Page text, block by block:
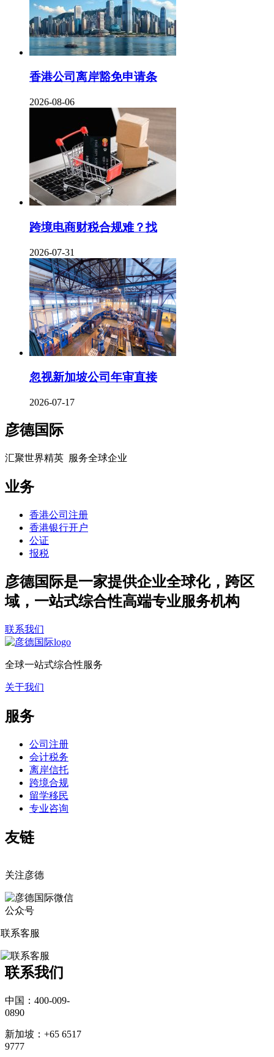
香港公司离岸豁免申请条
2026-08-06
跨境电商财税合规难？找
2026-07-31
忽视新加坡公司年审直接
2026-07-17
彦德国际
汇聚世界精英 服务全球企业
业务
香港公司注册
香港银行开户
公证
报税
彦德国际是一家提供企业全球化，跨区
域，一站式综合性高端专业服务机构
联系我们
全球一站式综合性服务
关于我们
服务
公司注册
会计税务
离岸信托
跨境合规
留学移民
专业咨询
友链
关注彦德
联系客服
联系我们
中国：400-009-
0890
新加坡：+65 6517
9777